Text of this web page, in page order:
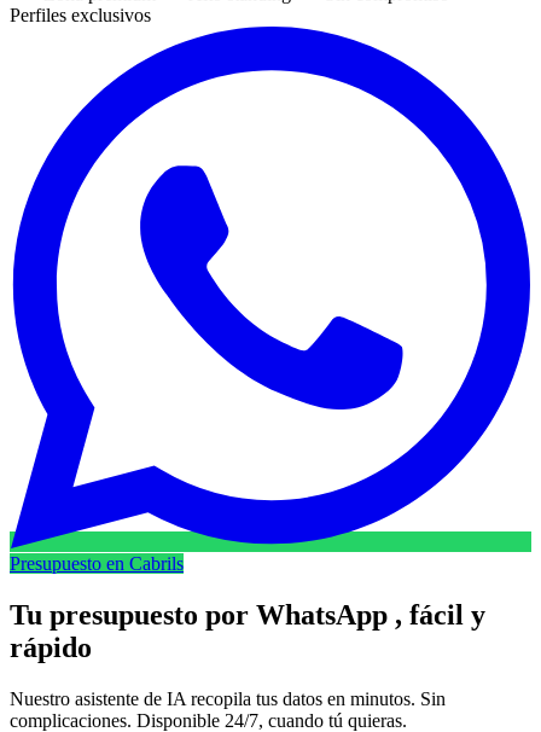
Perfiles exclusivos
Presupuesto en Cabrils
Tu presupuesto por WhatsApp , fácil y
rápido
Nuestro asistente de IA recopila tus datos en minutos. Sin
complicaciones. Disponible 24/7, cuando tú quieras.